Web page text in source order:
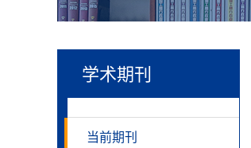
学术期刊
当前期刊